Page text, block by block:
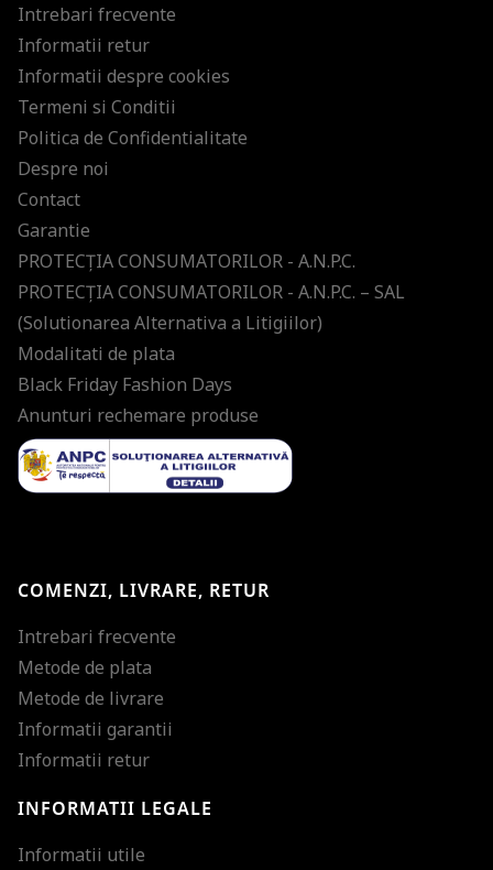
Intrebari frecvente
Informatii retur
Informatii despre cookies
Termeni si Conditii
Politica de Confidentialitate
Despre noi
Contact
Garantie
PROTECŢIA CONSUMATORILOR - A.N.P.C.
PROTECŢIA CONSUMATORILOR - A.N.P.C. – SAL
(Solutionarea Alternativa a Litigiilor)
Modalitati de plata
Black Friday Fashion Days
Anunturi rechemare produse
COMENZI, LIVRARE, RETUR
Intrebari frecvente
Metode de plata
Metode de livrare
Informatii garantii
Informatii retur
INFORMATII LEGALE
Informatii utile